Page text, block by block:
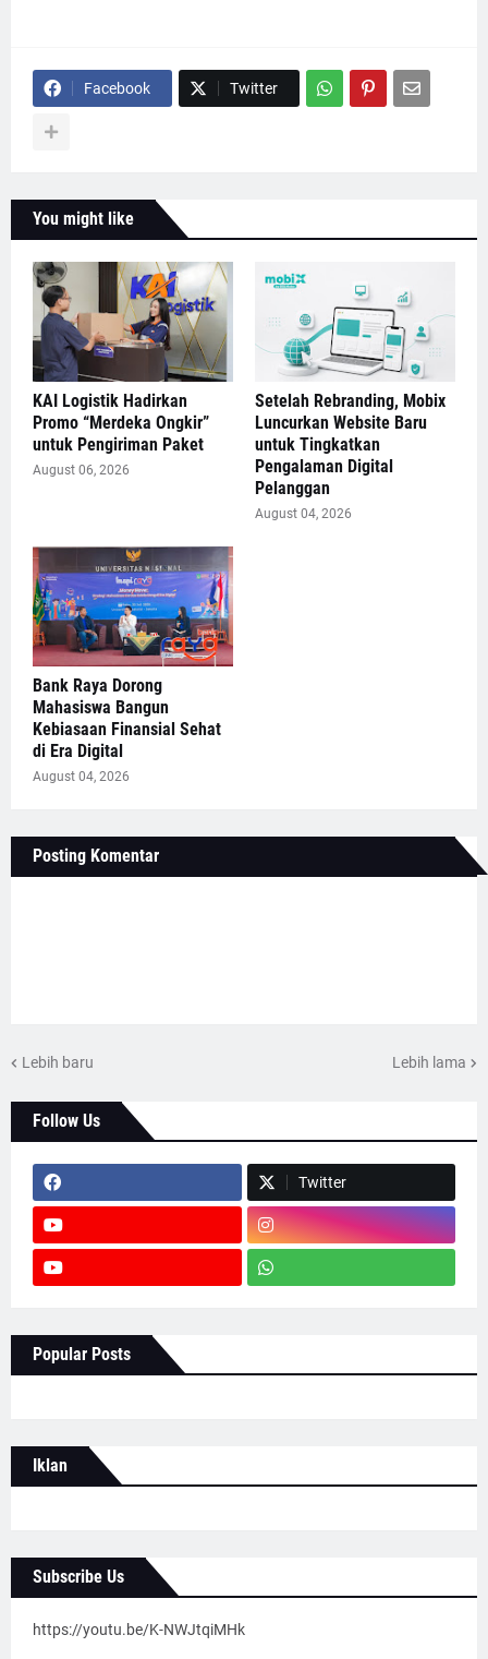
Facebook Twitter
You might like
KAI Logistik Hadirkan
Promo “Merdeka Ongkir”
untuk Pengiriman Paket
August 06, 2026
Setelah Rebranding, Mobix
Luncurkan Website Baru
untuk Tingkatkan
Pengalaman Digital
Pelanggan
August 04, 2026
Bank Raya Dorong
Mahasiswa Bangun
Kebiasaan Finansial Sehat
di Era Digital
August 04, 2026
Posting Komentar
Lebih baru Lebih lama
Follow Us
Twitter
Popular Posts
Iklan
Subscribe Us
https://youtu.be/K-NWJtqiMHk